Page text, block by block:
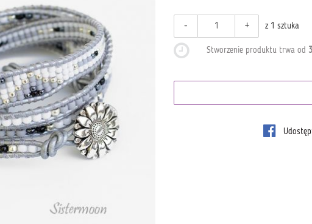
- + z 1 sztuka
Stworzenie produktu trwa od